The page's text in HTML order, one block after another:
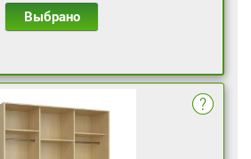
Выбрано